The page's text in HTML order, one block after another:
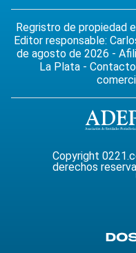
Regristro de propiedad
Editor responsable:
de agosto de 2026 -
La Plata -
Copyright
derechos